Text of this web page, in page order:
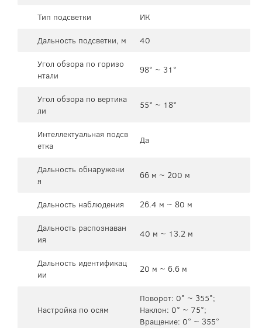
Тип подсветки
ИК
Дальность подсветки, м
40
Угол обзора по горизо
нтали
98° ~ 31°
Угол обзора по вертика
ли
55° ~ 18°
Интеллектуальная подсв
етка
Да
Дальность обнаружени
я
66 м ~ 200 м
Дальность наблюдения
26.4 м ~ 80 м
Дальность распознаван
ия
40 м ~ 13.2 м
Дальность идентификац
ии
20 м ~ 6.6 м
Настройка по осям
Поворот: 0° ~ 355°;
Наклон: 0° ~ 75°;
Вращение: 0° ~ 355°